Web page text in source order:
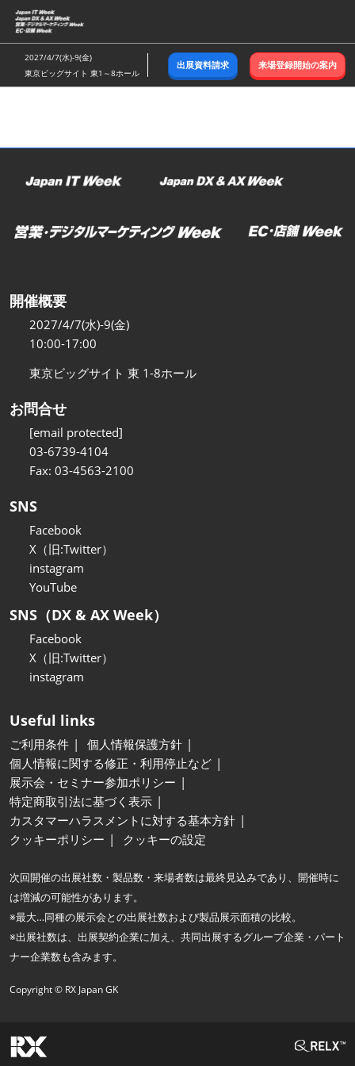
ス
キ
ッ
し
む
2027/4/7(水)-9(金)
東京ビッグサイト 東1～8ホール
出展資料請求 来場登録開始の案内
開催概要
2027/4/7(水)-9(金)
10:00-17:00
東京ビッグサイト 東 1-8ホール
お問合せ
[email protected]
03-6739-4104
Fax: 03-4563-2100
SNS
Facebook
X（旧:Twitter）
instagram
YouTube
SNS（DX & AX Week）
Facebook
X（旧:Twitter）
instagram
Useful links
ご利用条件
個人情報保護方針
個人情報に関する修正・利用停止など
展示会・セミナー参加ポリシー
特定商取引法に基づく表示
カスタマーハラスメントに対する基本方針
クッキーポリシー
クッキーの設定
次回開催の出展社数・製品数・来場者数は最終見込みであり、開催時に
は増減の可能性があります。
※最大…同種の展示会との出展社数および製品展示面積の比較。
※出展社数は、出展契約企業に加え、共同出展するグループ企業・パート
ナー企業数も含みます。
Copyright © RX Japan GK